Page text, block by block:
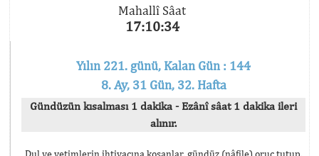
Mahallî Sâat
17:10:34
Yılın 221. günü, Kalan Gün : 144
8. Ay, 31 Gün, 32. Hafta
Gündüzün kısalması 1 dakika - Ezânî sâat 1 dakika ileri
alınır.